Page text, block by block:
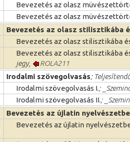
Bevezetés az olasz
Bevezetés az olasz
Bevezetés az olasz stilisztikába
Bevezetés az olasz stilisztikába
Bevezetés az olasz stilisztikába
jegy,
ROLA211
Irodalmi szövegolvasás;
Irodalmi szövegolvasás I.;
Irodalmi szövegolvasás II.;
Bevezetés az újlatin nyelvészetbe
Bevezetés az újlatin